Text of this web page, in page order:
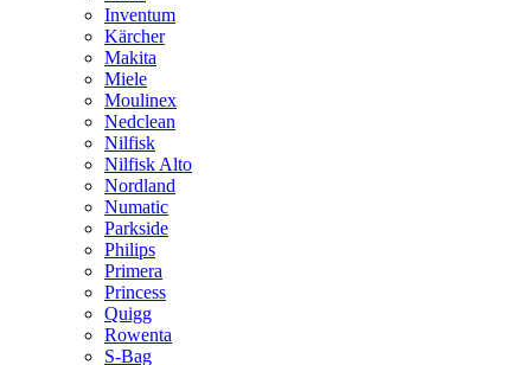
Inventum
Kärcher
Makita
Miele
Moulinex
Nedclean
Nilfisk
Nilfisk Alto
Nordland
Numatic
Parkside
Philips
Primera
Princess
Quigg
Rowenta
S-Bag